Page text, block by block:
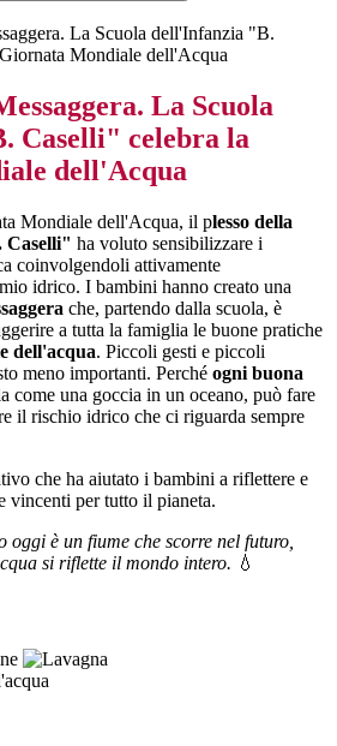
La Scuola dell'Infanzia "B.
Mondiale dell'Acqua
La Scuola
Caselli" celebra la
dell'Acqua
Mondiale dell'Acqua, il plesso della
Caselli" ha voluto sensibilizzare i
coinvolgendoli attivamente
idrico. I bambini hanno creato una
che, partendo dalla scuola, è
a tutta la famiglia le buone pratiche
dell'acqua. Piccoli gesti e piccoli
meno importanti. Perché ogni buona
come una goccia in un oceano, può fare
il rischio idrico che ci riguarda sempre
che ha aiutato i bambini a riflettere e
vincenti per tutto il pianeta.
oggi è un fiume che scorre nel futuro,
si riflette il mondo intero. 💧